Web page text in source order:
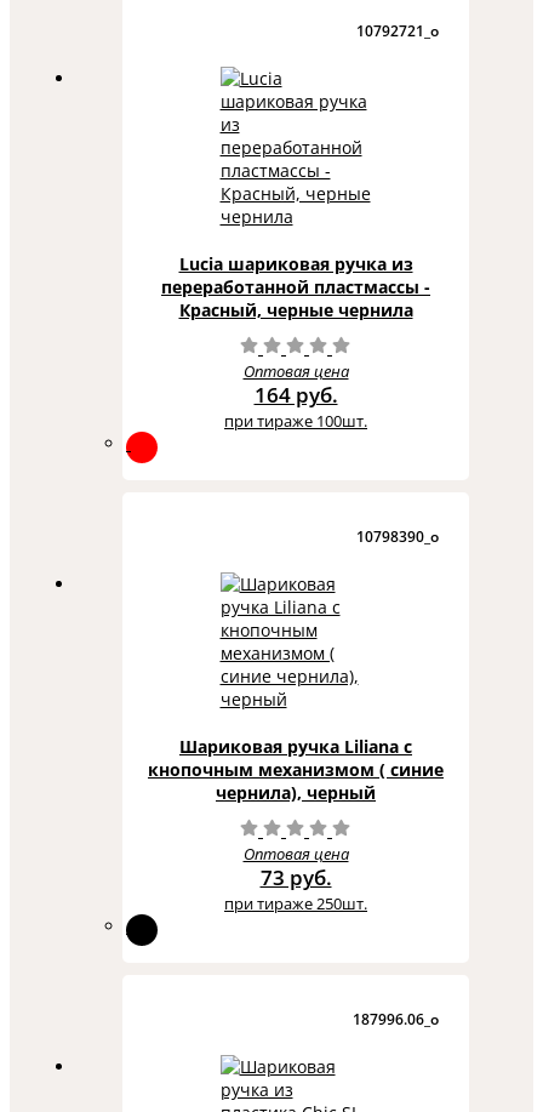
10792721_o
Lucia шариковая ручка из
переработанной пластмассы -
Красный, черные чернила
Оптовая цена
164 руб.
при тираже 100шт.
10798390_o
Шариковая ручка Liliana с
кнопочным механизмом ( синие
чернила), черный
Оптовая цена
73 руб.
при тираже 250шт.
187996.06_o